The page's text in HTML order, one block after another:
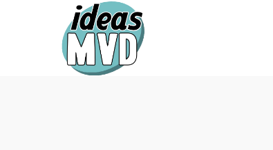
Ideas
Ideas